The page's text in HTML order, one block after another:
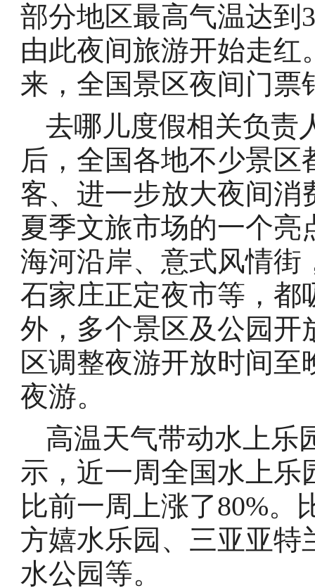
部分地区最高气温达
由此夜间旅游开始走红
来，全国景区夜间门票
去哪儿度假相关负责
后，全国各地不少景
客、进一步放大夜间消
夏季文旅市场的一个
海河沿岸、意式风情街
石家庄正定夜市等，都
外，多个景区及公园开
区调整夜游开放时间至
夜游。
高温天气带动水上乐
示，近一周全国水上乐
比前一周上涨了80%。
方嬉水乐园、三亚亚特
水公园等。